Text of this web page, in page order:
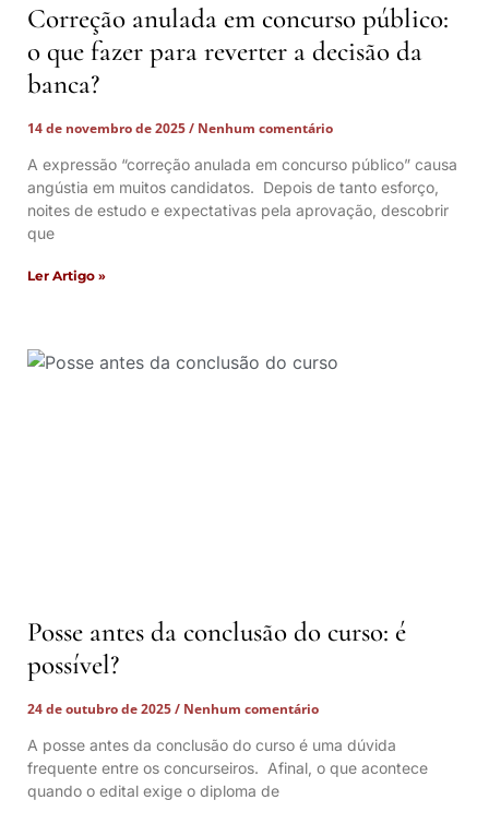
Correção anulada em concurso público:
o que fazer para reverter a decisão da
banca?
14 de novembro de 2025
Nenhum comentário
A expressão “correção anulada em concurso público” causa
angústia em muitos candidatos. Depois de tanto esforço,
noites de estudo e expectativas pela aprovação, descobrir
que
Ler Artigo »
Posse antes da conclusão do curso: é
possível?
24 de outubro de 2025
Nenhum comentário
A posse antes da conclusão do curso é uma dúvida
frequente entre os concurseiros. Afinal, o que acontece
quando o edital exige o diploma de